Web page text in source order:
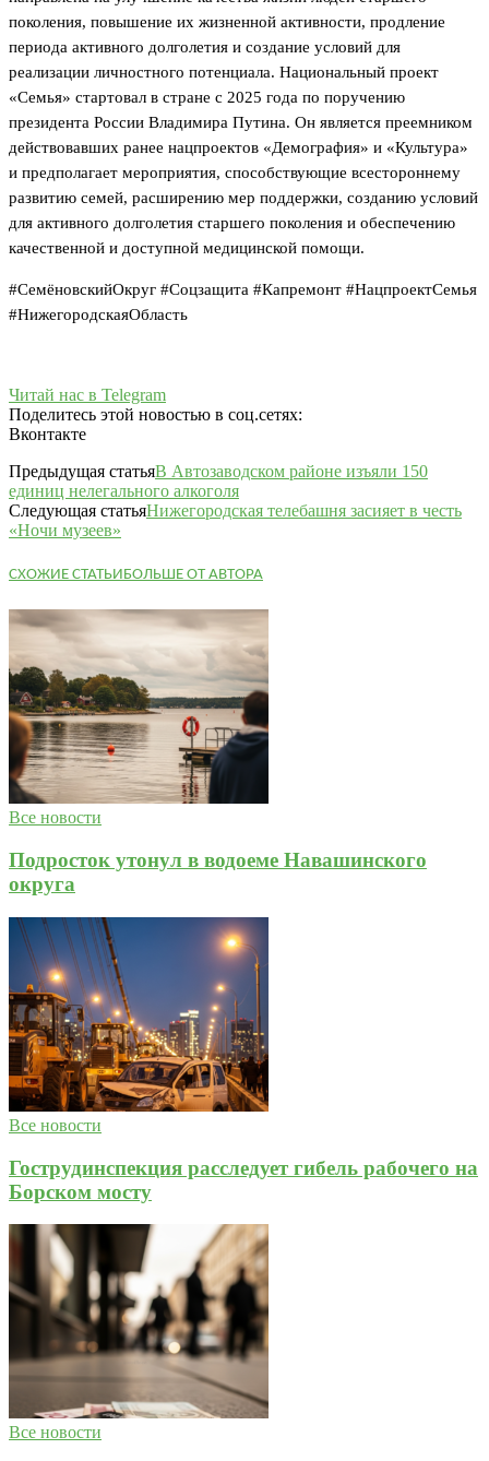
поколения, повышение их жизненной активности, продление
периода активного долголетия и создание условий для
реализации личностного потенциала. Национальный проект
«Семья» стартовал в стране с 2025 года по поручению
президента России Владимира Путина. Он является преемником
действовавших ранее нацпроектов «Демография» и «Культура»
и предполагает мероприятия, способствующие всестороннему
развитию семей, расширению мер поддержки, созданию условий
для активного долголетия старшего поколения и обеспечению
качественной и доступной медицинской помощи.
#СемёновскийОкруг #Соцзащита #Капремонт #НацпроектСемья
#НижегородскаяОбласть
Читай нас в Telegram
Поделитесь этой новостью в соц.сетях:
Вконтакте
Предыдущая статьяВ Автозаводском районе изъяли 150
единиц нелегального алкоголя
Следующая статьяНижегородская телебашня засияет в честь
«Ночи музеев»
СХОЖИЕ СТАТЬИБОЛЬШЕ ОТ АВТОРА
Все новости
Подросток утонул в водоеме Навашинского
округа
Все новости
Гострудинспекция расследует гибель рабочего на
Борском мосту
Все новости